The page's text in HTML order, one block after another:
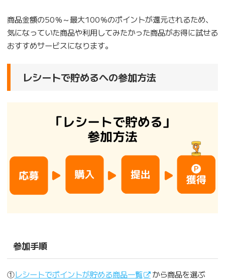
商品金額の50％～最大100％のポイントが還元されるため、
気になっていた商品や利用してみたかった商品がお得に試せる
おすすめサービスになります。
レシートで貯めるへの参加方法
参加手順
①レシートでポイントが貯める商品一覧 から商品を選ぶ